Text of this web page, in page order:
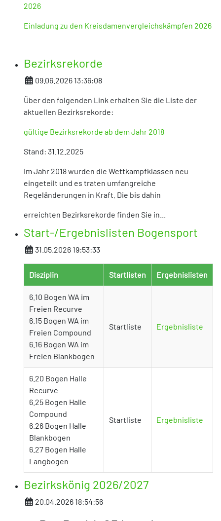
2026
Einladung zu den Kreisdamenvergleichskämpfen 2026
Bezirksrekorde
Details09.06.2026 13:36:08
Über den folgenden Link erhalten Sie die Liste der
aktuellen Bezirksrekorde:
gültige Bezirksrekorde ab dem Jahr 2018
Stand: 31.12.2025
Im Jahr 2018 wurden die Wettkampfklassen neu
eingeteilt und es traten umfangreiche
Regeländerungen in Kraft. Die bis dahin
erreichten Bezirksrekorde finden Sie in...
Start-/Ergebnislisten Bogensport
Details31.05.2026 19:53:33
Disziplin Startlisten Ergebnislisten
6.10 Bogen WA im
Freien Recurve
6.15 Bogen WA im
Freien Compound
6.16 Bogen WA im
Freien Blankbogen
Startliste Ergebnisliste
6.20 Bogen Halle
Recurve
6.25 Bogen Halle
Compound
6.26 Bogen Halle
Blankbogen
6.27 Bogen Halle
Langbogen
Startliste Ergebnisliste
Bezirkskönig 2026/2027
Details20.04.2026 18:54:56